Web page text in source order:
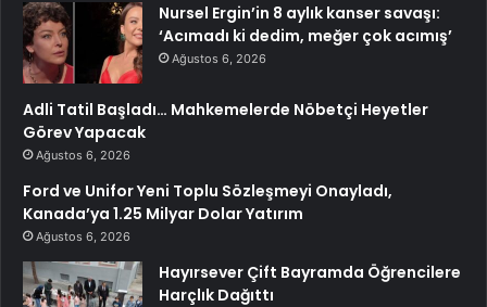
Nursel Ergin’in 8 aylık kanser savaşı:
‘Acımadı ki dedim, meğer çok acımış’
Ağustos 6, 2026
Adli Tatil Başladı… Mahkemelerde Nöbetçi Heyetler
Görev Yapacak
Ağustos 6, 2026
Ford ve Unifor Yeni Toplu Sözleşmeyi Onayladı,
Kanada’ya 1.25 Milyar Dolar Yatırım
Ağustos 6, 2026
Hayırsever Çift Bayramda Öğrencilere
Harçlık Dağıttı